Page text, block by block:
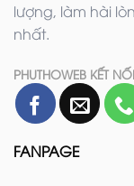
lượng, làm hài
nhất.
PHUTHOWEB KẾT NỐI
FANPAGE